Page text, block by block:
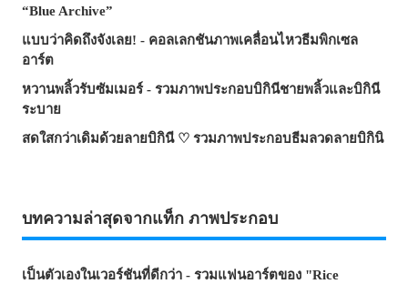
“Blue Archive”
แบบว่าคิดถึงจังเลย! - คอลเลกชันภาพเคลื่อนไหวธีมพิกเซล
อาร์ต
หวานพลิ้วรับซัมเมอร์ - รวมภาพประกอบบิกินีชายพลิ้วและบิกินี
ระบาย
สดใสกว่าเดิมด้วยลายบิกินี ♡ รวมภาพประกอบธีมลวดลายบิกินิ
บทความล่าสุดจากแท็ก ภาพประกอบ
เป็นตัวเองในเวอร์ชันที่ดีกว่า - รวมแฟนอาร์ตของ "Rice